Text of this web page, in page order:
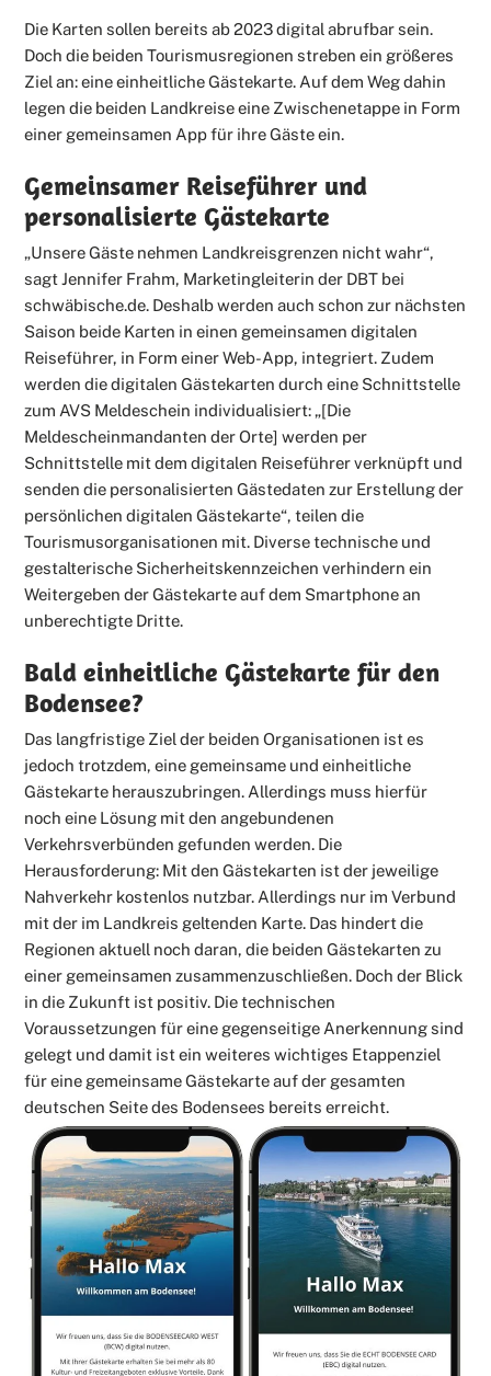
Die Karten sollen bereits ab 2023 digital abrufbar sein.
Doch die beiden Tourismusregionen streben ein größeres
Ziel an: eine einheitliche Gästekarte. Auf dem Weg dahin
legen die beiden Landkreise eine Zwischenetappe in Form
einer gemeinsamen App für ihre Gäste ein.
Gemeinsamer Reiseführer und
personalisierte Gästekarte
„Unsere Gäste nehmen Landkreisgrenzen nicht wahr“,
sagt Jennifer Frahm, Marketingleiterin der DBT bei
schwäbische.de. Deshalb werden auch schon zur nächsten
Saison beide Karten in einen gemeinsamen digitalen
Reiseführer, in Form einer Web-App, integriert. Zudem
werden die digitalen Gästekarten durch eine Schnittstelle
zum AVS Meldeschein individualisiert: „[Die
Meldescheinmandanten der Orte] werden per
Schnittstelle mit dem digitalen Reiseführer verknüpft und
senden die personalisierten Gästedaten zur Erstellung der
persönlichen digitalen Gästekarte“, teilen die
Tourismusorganisationen mit. Diverse technische und
gestalterische Sicherheitskennzeichen verhindern ein
Weitergeben der Gästekarte auf dem Smartphone an
unberechtigte Dritte.
Bald einheitliche Gästekarte für den
Bodensee?
Das langfristige Ziel der beiden Organisationen ist es
jedoch trotzdem, eine gemeinsame und einheitliche
Gästekarte herauszubringen. Allerdings muss hierfür
noch eine Lösung mit den angebundenen
Verkehrsverbünden gefunden werden. Die
Herausforderung: Mit den Gästekarten ist der jeweilige
Nahverkehr kostenlos nutzbar. Allerdings nur im Verbund
mit der im Landkreis geltenden Karte. Das hindert die
Regionen aktuell noch daran, die beiden Gästekarten zu
einer gemeinsamen zusammenzuschließen. Doch der Blick
in die Zukunft ist positiv. Die technischen
Voraussetzungen für eine gegenseitige Anerkennung sind
gelegt und damit ist ein weiteres wichtiges Etappenziel
für eine gemeinsame Gästekarte auf der gesamten
deutschen Seite des Bodensees bereits erreicht.